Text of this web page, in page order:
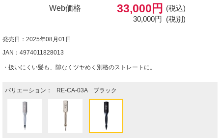
Web価格 33,000円
(税込)
30,000円 (税別)
発売日：2025年08月01日
JAN：4974011828013
・扱いにくい髪も、隙なくツヤめく別格のストレートに。
バリエーション： RE-CA-03A ブラック